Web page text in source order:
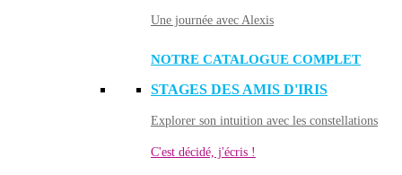
Une journée avec Alexis
NOTRE CATALOGUE COMPLET
STAGES DES AMIS D'IRIS
Explorer son intuition avec les constellations
C'est décidé, j'écris !